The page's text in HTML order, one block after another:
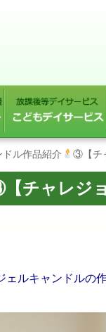
ル作品紹介 ③【チ
チャレジ
ルキャンドルの